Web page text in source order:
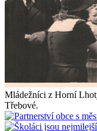
Mládežníci z Horní
Třebové.